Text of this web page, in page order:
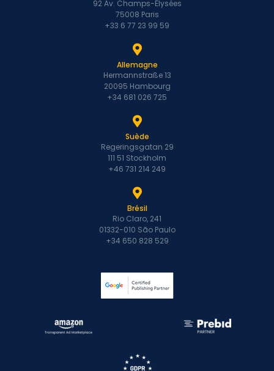
92 Av. Champs-Élysées
75008 Paris
+33 6 77 23 99 59
Allemagne
Hermannstraße 13
20095 Hambourg
+34 681 026 725
Suède
Regeringsgatan 29
111 51 Stockholm
+46 731 214 249
Brésil
Rio Claro, 241
01332-010 São Paulo
+34 650 828 529